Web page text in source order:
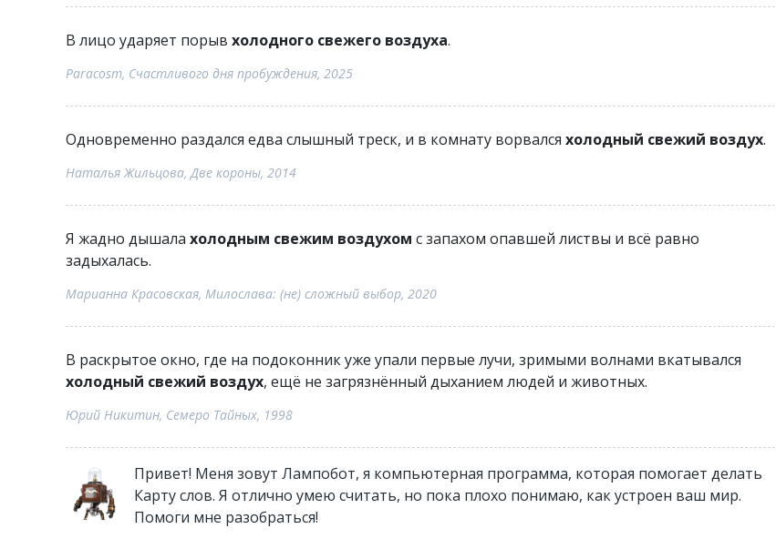
В лицо ударяет порыв холодного свежего воздуха.
Paracosm, Счастливого дня пробуждения, 2025
Одновременно раздался едва слышный треск, и в комнату ворвался холодный свежий воздух.
Наталья Жильцова, Две короны, 2014
Я жадно дышала холодным свежим воздухом с запахом опавшей листвы и всё равно
задыхалась.
Марианна Красовская, Милослава: (не) сложный выбор, 2020
В раскрытое окно, где на подоконник уже упали первые лучи, зримыми волнами вкатывался
холодный свежий воздух, ещё не загрязнённый дыханием людей и животных.
Юрий Никитин, Семеро Тайных, 1998
Привет! Меня зовут Лампобот, я компьютерная программа, которая помогает делать
Карту слов. Я отлично умею считать, но пока плохо понимаю, как устроен ваш мир.
Помоги мне разобраться!